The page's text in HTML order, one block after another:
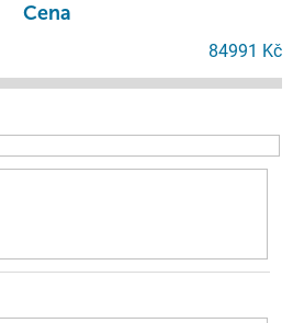
Cena
84991 Kč